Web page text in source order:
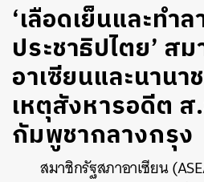
‘เลือดเย็นและทำล
ประชาธิปไตย’ ส
อาเซียนและนาน
เหตุสังหารอดีต
กัมพูชากลางกรุง
สมาชิกรัฐสภาอาเซียน